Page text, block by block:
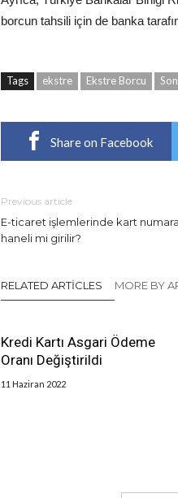
borcun tahsili için de banka
Tags ekstre Ekstre Borcu
Share on Facebook
Previous article
E-ticaret işlemlerinde kart
haneli mi girilir?
RELATED ARTICLES MORE BY
Kredi Kartı Asgari Ödeme
Oranı Değiştirildi
11 Haziran 2022